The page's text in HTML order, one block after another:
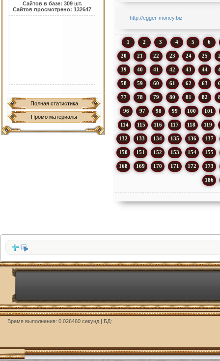
Сайтов в базе: 309 шт.
Сайтов просмотрено: 132647
Полная статистика
Промо материалы
http://egger-money.biz
1 2 3 4 5 6
20 21 22 23 24 25
39 40 41 42 43 44
58 59 60 61 62 63
77 78 79 80 81 82
96 97 98 99 100 101
114 115 116 117 118 119
132 133 134 135 136 137
150 151 152 153 154 155
168 169 170 171 172 173
186
Время выполнения: 0.026460 секунд | БД: